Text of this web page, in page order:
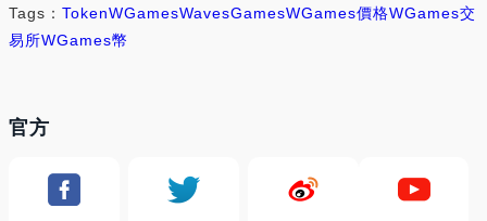
Tags： TokenWGamesWavesGamesWGames價格WGames交
易所WGames幣
官方